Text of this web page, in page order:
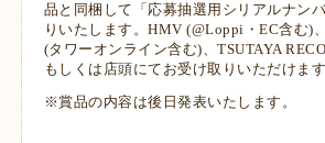
品と同梱して「応募抽選用シリアルナン
りいたします。HMV (@Loppi・EC含む)
(タワーオンライン含む)、TSUTAYA
もしくは店頭にてお受け取りいただけます
※賞品の内容は後日発表いたします。